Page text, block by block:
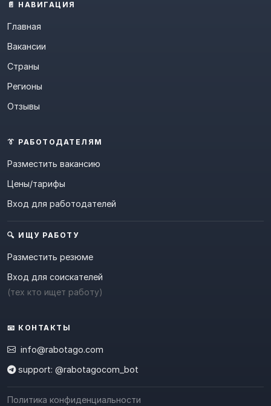
📄 НАВИГАЦИЯ
Главная
Вакансии
Страны
Регионы
Отзывы
👔 РАБОТОДАТЕЛЯМ
Разместить вакансию
Цены/тарифы
Вход для работодателей
🔍 ИЩУ РАБОТУ
Разместить резюме
Вход для соискателей
(тех кто ищет работу)
📧 КОНТАКТЫ
info@rabotago.com
support: @rabotagocom_bot
Политика конфиденциальности